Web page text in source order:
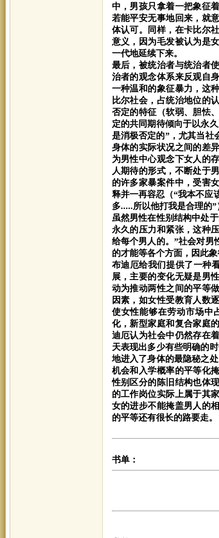
中，男孩只拿着一把象征
若能平安无事地回来，就
体认可。同样，在卡比尔
意义，因为毛发被认为是
一代地延续下来。
最后，被统治者与统治者
治者的观念体系来反观自
一种温和的象征暴力，这
比尔社会，占统治地位的
否定的特征（软弱、胆怯
定的共同期待倾向于以永
是消极否定的”，尤其当社
身体的实际状况之间的差
为男性中心观念下女人的
人期待的形式，不断处于
的许多家暴案件中，受害
释并一再容忍（“我本不应
多.....所以他打我是合理的
虽然男性在性别结构中处
永久的压力和紧张，这种
给每个男人的。”社会对男
的才能等各个方面，因此
布迪厄给我们提供了一种
展，主要的变化无疑是男
动为推动两性之间的平等
因素，如女性受教育人数
使女性能够在劳动市场中
化，新型家庭和复合家庭
迪厄认为社会中仍然存在
天表现出多少有些明确的
地进入了身体的最隐秘之
机会和入学概率的平等化
性别区分的陈旧结构也体
的工作岗位实际上属于其
女的进步不能掩盖男人的
的平等还有很长的路要走。
书单：